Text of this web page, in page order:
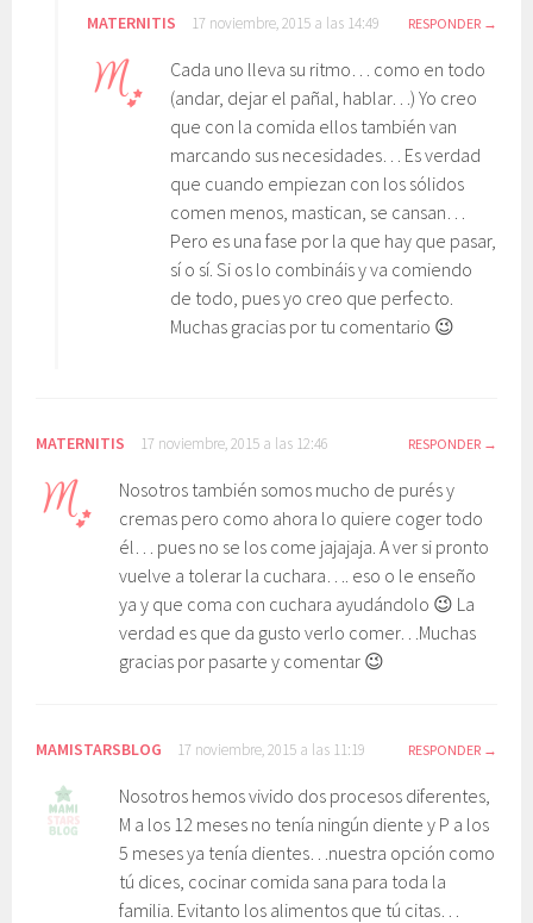
MATERNITIS 17 noviembre, 2015 a las 14:49 RESPONDER
Cada uno lleva su ritmo… como en todo
(andar, dejar el pañal, hablar…) Yo creo
que con la comida ellos también van
marcando sus necesidades… Es verdad
que cuando empiezan con los sólidos
comen menos, mastican, se cansan…
Pero es una fase por la que hay que pasar,
sí o sí. Si os lo combináis y va comiendo
de todo, pues yo creo que perfecto.
Muchas gracias por tu comentario 😉
MATERNITIS 17 noviembre, 2015 a las 12:46 RESPONDER
Nosotros también somos mucho de purés y
cremas pero como ahora lo quiere coger todo
él… pues no se los come jajajaja. A ver si pronto
vuelve a tolerar la cuchara…. eso o le enseño
ya y que coma con cuchara ayudándolo 😉 La
verdad es que da gusto verlo comer…Muchas
gracias por pasarte y comentar 😉
MAMISTARSBLOG 17 noviembre, 2015 a las 11:19 RESPONDER
Nosotros hemos vivido dos procesos diferentes,
M a los 12 meses no tenía ningún diente y P a los
5 meses ya tenía dientes…nuestra opción como
tú dices, cocinar comida sana para toda la
familia. Evitanto los alimentos que tú citas…